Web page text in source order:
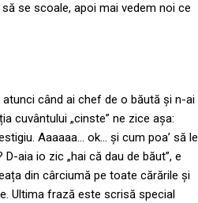
se scoale, apoi mai vedem noi ce
când ai chef de o băută și n-ai
cuvântului „cinste” ne zice așa:
Aaaaaa… ok… și cum poa’ să le
aia io zic „hai că dau de băut”, e
din cârciumă pe toate cărările și
Ultima frază este scrisă special